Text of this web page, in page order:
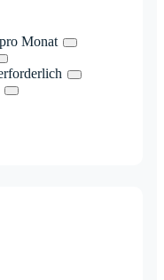
Monat